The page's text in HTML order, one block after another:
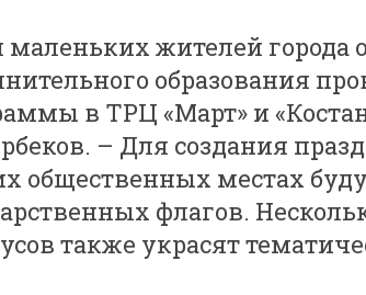
маленьких жителей города
образования
в ТРЦ «Март» и
– Для создания
общественных местах
флагов.
также украсят